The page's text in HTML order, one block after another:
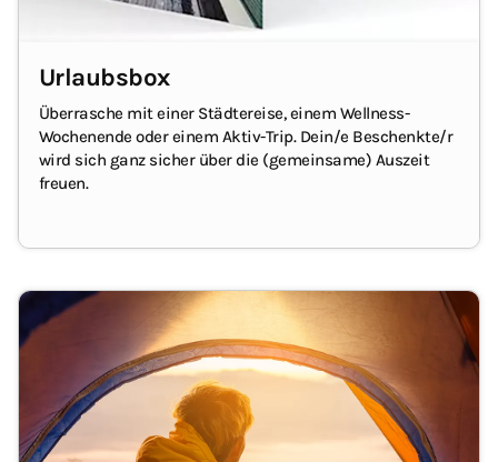
Urlaubsbox
Überrasche mit einer Städtereise, einem Wellness-
Wochenende oder einem Aktiv-Trip. Dein/e Beschenkte/r
wird sich ganz sicher über die (gemeinsame) Auszeit
freuen.